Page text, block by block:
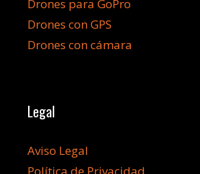
Drones para GoPro
Drones con GPS
Drones con cámara
Legal
Aviso Legal
Política de Privacidad